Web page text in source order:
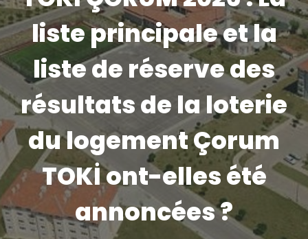
liste principale et la
liste de réserve des
résultats de la loterie
du logement Çorum
TOKİ ont-elles été
annoncées ?